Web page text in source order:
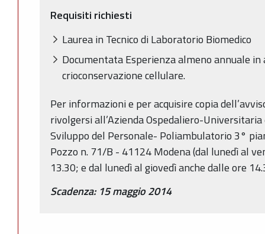
Requisiti richiesti
Laurea in Tecnico di Laboratorio Biomedico
Documentata Esperienza almeno annuale
crioconservazione cellulare.
Per informazioni e per acquisire copia
rivolgersi all’Azienda Ospedaliero-
Sviluppo del Personale- Poliambulatorio 3°
Pozzo n. 71/B - 41124 Modena (dal lunedì al
13.30; e dal lunedì al giovedì anche dalle ore
Scadenza: 15 maggio 2014